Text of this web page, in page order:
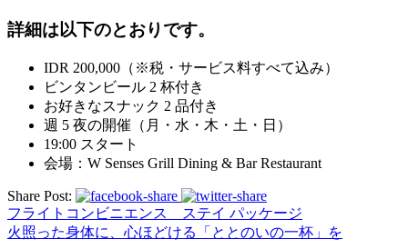
詳細は以下のとおりです。
IDR 200,000（※税・サービス料すべて込み）
ビンタンビール 2 杯付き
お好きなスナック 2 品付き
週 5 夜の開催（月・水・木・土・日）
19:00 スタート
会場：W Senses Grill Dining & Bar Restaurant
Share Post:
フライトコンビニエンス ステイ パッケージ
火照った身体に、心ほどける「ととのいの一杯」を